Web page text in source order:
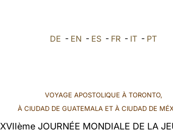
DE - EN - ES - FR - IT - PT
VOYAGE APOSTOLIQUE À TORONTO,
À CIUDAD DE GUATEMALA ET À CIUDAD DE
XVIIème JOURNÉE MONDIALE DE LA